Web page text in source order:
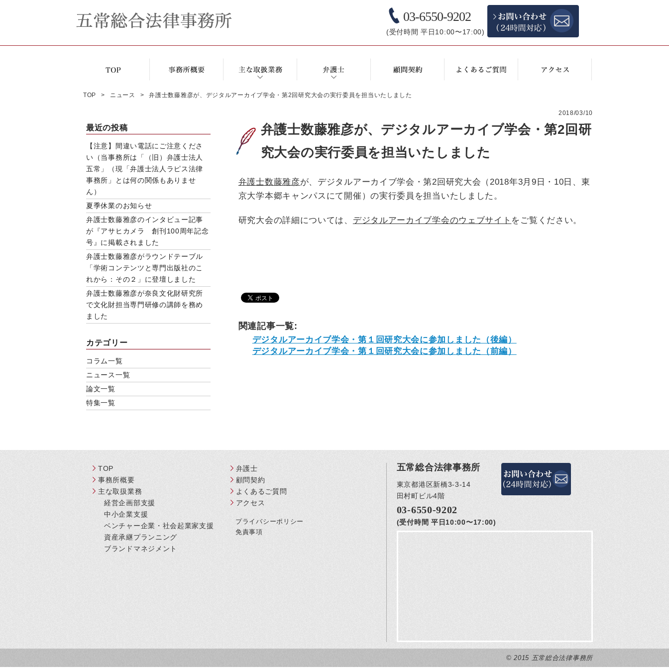
03-6550-9202
(受付時間 平日10:00〜17:00)
TOP ニュース 弁護士数藤雅彦が、デジタルアーカイブ学会・第2回研究大会の実行委員を担当いたしました
最近の投稿
【注意】間違い電話にご注意くださ
い（当事務所は「（旧）弁護士法人
五常」（現「弁護士法人ラピス法律
事務所」とは何の関係もありませ
ん）
夏季休業のお知らせ
弁護士数藤雅彦のインタビュー記事
が『アサヒカメラ 創刊100周年記念
号』に掲載されました
弁護士数藤雅彦がラウンドテーブル
「学術コンテンツと専門出版社のこ
れから：その２」に登壇しました
弁護士数藤雅彦が奈良文化財研究所
で文化財担当専門研修の講師を務め
ました
カテゴリー
コラム一覧
ニュース一覧
論文一覧
特集一覧
2018/03/10
弁護士数藤雅彦が、デジタルアーカイブ学会・第2回研
究大会の実行委員を担当いたしました
弁護士数藤雅彦が、デジタルアーカイブ学会・第2回研究大会（2018年3月9日・10日、東
京大学本郷キャンパスにて開催）の実行委員を担当いたしました。
研究大会の詳細については、 デジタルアーカイブ学会のウェブサイト をご覧ください。
関連記事一覧:
デジタルアーカイブ学会・第１回研究大会に参加しました（後編）
デジタルアーカイブ学会・第１回研究大会に参加しました（前編）
TOP
事務所概要
主な取扱業務
経営企画部支援
中小企業支援
ベンチャー企業・社会起業家支援
資産承継プランニング
ブランドマネジメント
弁護士
顧問契約
よくあるご質問
アクセス
プライバシーポリシー
免責事項
五常総合法律事務所
東京都港区新橋3-3-14
田村町ビル4階
03-6550-9202
(受付時間 平日10:00〜17:00)
© 2015 五常総合法律事務所